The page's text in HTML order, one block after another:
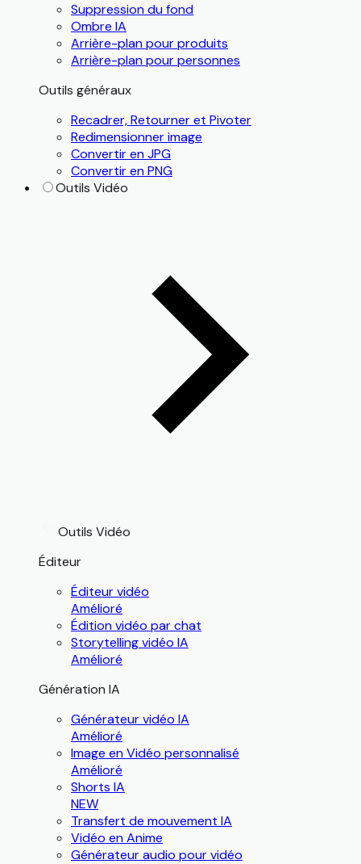
Suppression du fond
Ombre IA
Arrière-plan pour produits
Arrière-plan pour personnes
Outils généraux
Recadrer, Retourner et Pivoter
Redimensionner image
Convertir en JPG
Convertir en PNG
Outils Vidéo
Outils Vidéo
Éditeur
Éditeur vidéo
Amélioré
Édition vidéo par chat
Storytelling vidéo IA
Amélioré
Génération IA
Générateur vidéo IA
Amélioré
Image en Vidéo personnalisé
Amélioré
Shorts IA
NEW
Transfert de mouvement IA
Vidéo en Anime
Générateur audio pour vidéo